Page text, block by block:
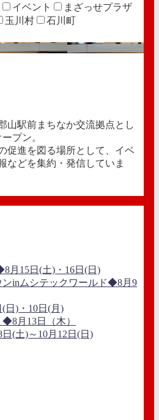
イベント
まざっせプラザ
玉川村 石川町
山駅前まちなか交流拠点とし
プン。
促進を図る場所として、イベ
などを集約・発信していま
月15日(土)・16日(日)
ンinムシテックワールド◆8月9
日)・10日(月)
月13日（木）
(土)～10月12日(日)